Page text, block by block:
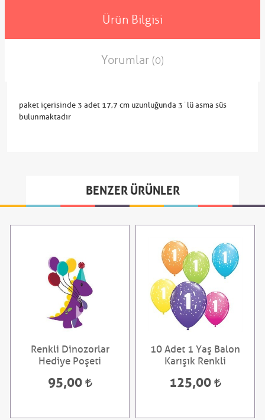
Ürün Bilgisi
Yorumlar (0)
paket içerisinde 3 adet 17,7 cm uzunluğunda 3´lü asma süs
bulunmaktadır
BENZER ÜRÜNLER
Renkli Dinozorlar
Hediye Poşeti
95,00
10 Adet 1 Yaş Balon
Karışık Renkli
125,00